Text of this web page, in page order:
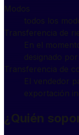
En el
designado
El vendedor
exportación
¿Quién